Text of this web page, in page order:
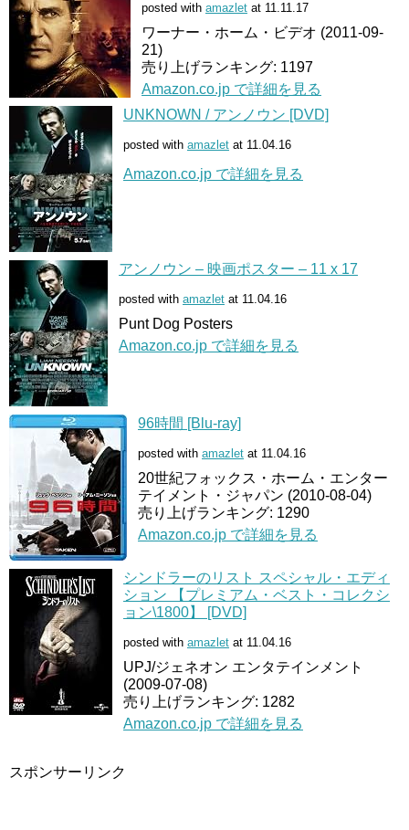
posted with amazlet at 11.11.17
ワーナー・ホーム・ビデオ (2011-09-
21)
売り上げランキング: 1197
Amazon.co.jp で詳細を見る
UNKNOWN / アンノウン [DVD]
posted with amazlet at 11.04.16
Amazon.co.jp で詳細を見る
アンノウン – 映画ポスター – 11 x 17
posted with amazlet at 11.04.16
Punt Dog Posters
Amazon.co.jp で詳細を見る
96時間 [Blu-ray]
posted with amazlet at 11.04.16
20世紀フォックス・ホーム・エンター
テイメント・ジャパン (2010-08-04)
売り上げランキング: 1290
Amazon.co.jp で詳細を見る
シンドラーのリスト スペシャル・エディ
ション 【プレミアム・ベスト・コレクシ
ョン\1800】 [DVD]
posted with amazlet at 11.04.16
UPJ/ジェネオン エンタテインメント
(2009-07-08)
売り上げランキング: 1282
Amazon.co.jp で詳細を見る
スポンサーリンク